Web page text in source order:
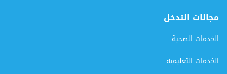
مجالات التدخل
الخدمات الصحية
الخدمات التعليمية